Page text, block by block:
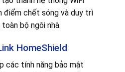
điểm chết sóng và duy trì
bộ ngôi nhà.
HomeShield
các tính năng bảo mật